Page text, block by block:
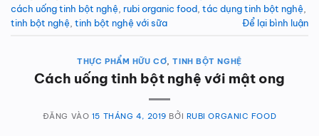
cách uống tinh bột nghệ rubi organic food tác dụng tinh bột nghệ
tinh bột nghệ tinh bột nghệ với sữa Để lại bình luận
THỰC PHẨM HỮU CƠ,TINH BỘT NGHỆ
Cách uống tinh bột nghệ với mật ong
ĐĂNG VÀO 15 THÁNG 4, 2019 BỞI RUBI ORGANIC FOOD